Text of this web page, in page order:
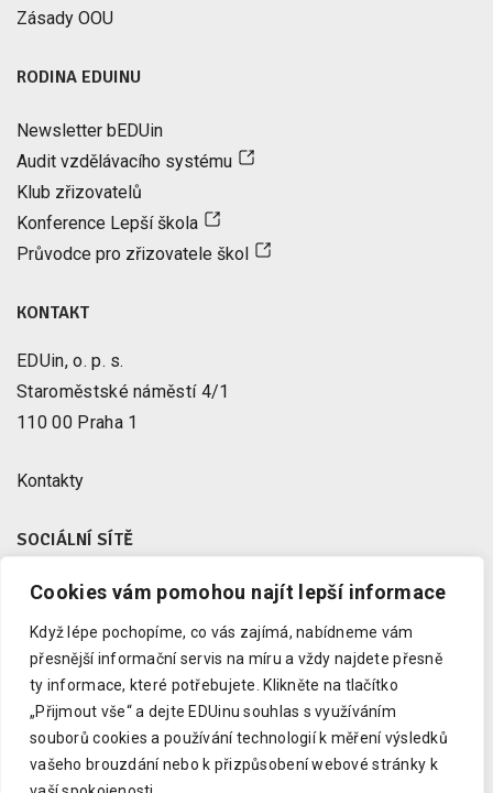
Cookies vám pomohou najít lepší informace
Když lépe pochopíme, co vás zajímá, nabídneme vám
přesnější informační servis na míru a vždy najdete přesně
ty informace, které potřebujete.
Klikněte na tlačítko
„Přijmout vše“ a dejte EDUinu souhlas s využíváním
souborů cookies a používání technologií k měření výsledků
vašeho brouzdání nebo k přizpůsobení webové stránky k
Zásady OOU
RODINA EDUINU
Newsletter bEDUin
Audit vzdělávacího systému
Klub zřizovatelů
Konference Lepší škola
Průvodce pro zřizovatele škol
KONTAKT
EDUin, o. p. s.
Staroměstské náměstí 4/1
110 00 Praha 1
Kontakty
SOCIÁLNÍ SÍTĚ
Facebook
Instagram
Youtube
LinkedIn